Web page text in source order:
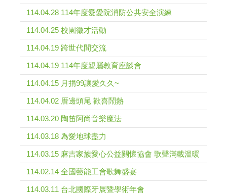
114.04.28 114年度愛愛院消防公共安全演練
114.04.25 校園徵才活動
114.04.19 跨世代間交流
114.04.19 114年度親屬教育座談會
114.04.15 月捐99讓愛久久~
114.04.02 厝邊頭尾 歡喜鬧熱
114.03.20 陶笛阿尚音樂魔法
114.03.18 為愛地球盡力
114.03.15 麻吉家族愛心公益關懷協會 歌聲滿載溫暖
114.02.14 全國藝能工會歌舞盛宴
114.03.11 台北國際牙展暨學術年會